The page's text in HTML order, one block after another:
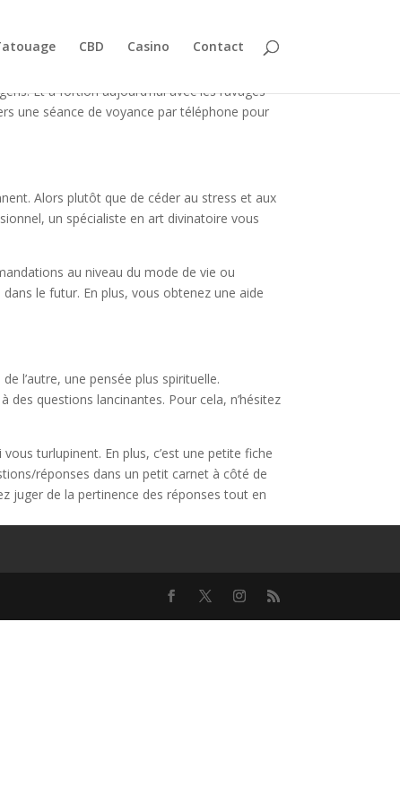
CBD Casino Contact
Et a fortiori aujourd’hui avec les ravages
une séance de voyance par téléphone pour
Alors plutôt que de céder au stress et aux
un spécialiste en art divinatoire vous
au niveau du mode de vie ou
le futur. En plus, vous obtenez une aide
l’autre, une pensée plus spirituelle.
questions lancinantes. Pour cela, n’hésitez
turlupinent. En plus, c’est une petite fiche
réponses dans un petit carnet à côté de
juger de la pertinence des réponses tout en